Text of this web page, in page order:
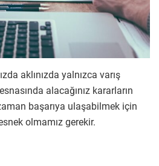
aklınızda yalnızca varış
alacağınız kararların
başarıya ulaşabilmek için
olmamız gerekir.